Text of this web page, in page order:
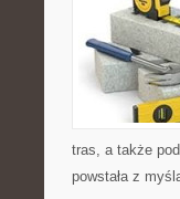
tras, a także
powstała z